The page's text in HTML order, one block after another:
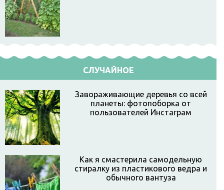
СЛУЧАЙНОЕ
Завораживающие деревья со всей
планеты: фотопоборка от
пользователей Инстаграм
Как я смастерила самодельную
стиралку из пластикового ведра и
обычного вантуза